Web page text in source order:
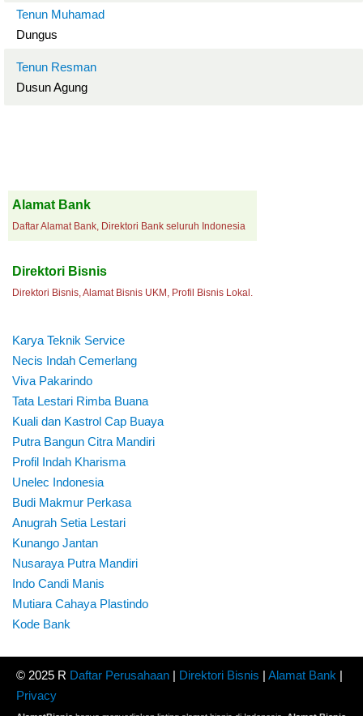
Tenun Muhamad
Dungus
Tenun Resman
Dusun Agung
Alamat Bank
Daftar Alamat Bank, Direktori Bank seluruh Indonesia
Direktori Bisnis
Direktori Bisnis, Alamat Bisnis UKM, Profil Bisnis Lokal.
Karya Teknik Service
Necis Indah Cemerlang
Viva Pakarindo
Tata Lestari Rimba Buana
Kuali dan Kastrol Cap Buaya
Putra Bangun Citra Mandiri
Profil Indah Kharisma
Unelec Indonesia
Budi Makmur Perkasa
Anugrah Setia Lestari
Kunango Jantan
Nusaraya Putra Mandiri
Indo Candi Manis
Mutiara Cahaya Plastindo
Kode Bank
© 2025 R Daftar Perusahaan | Direktori Bisnis | Alamat Bank |
Privacy